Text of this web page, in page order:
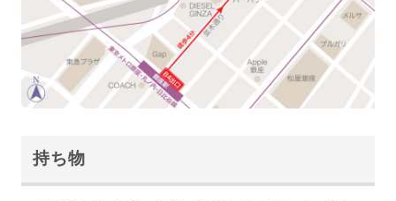
持ち物